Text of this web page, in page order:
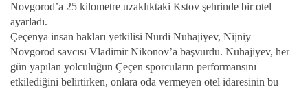
Novgorod’a 25 kilometre uzaklıktaki Kstov şehrinde bir otel
ayarladı.
Çeçenya insan hakları yetkilisi Nurdi Nuhajiyev, Nijniy
Novgorod savcısı Vladimir Nikonov’a başvurdu. Nuhajiyev, her
gün yapılan yolculuğun Çeçen sporcuların performansını
etkilediğini belirtirken, onlara oda vermeyen otel idaresinin bu